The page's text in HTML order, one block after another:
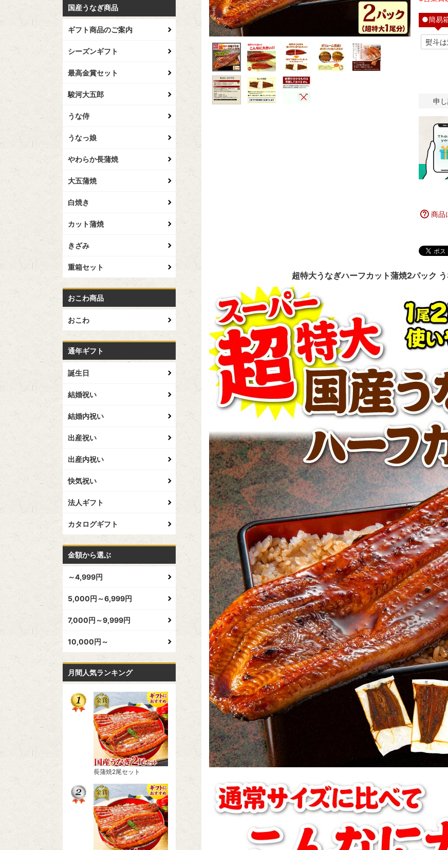
国産うなぎ商品
ギフト商品のご案内
シーズンギフト
最高金賞セット
駿河大五郎
うな侍
うなっ娘
やわらか長蒲焼
大五蒲焼
白焼き
カット蒲焼
きざみ
重箱セット
おこわ商品
おこわ
通年ギフト
誕生日
結婚祝い
結婚内祝い
出産祝い
出産内祝い
快気祝い
法人ギフト
カタログギフト
金額から選ぶ
～4,999円
5,000円～6,999円
7,000円～9,999円
10,000円～
月間人気ランキング
長蒲焼2尾セット
●簡易
申
商品
超特大うなぎハーフカット蒲焼2パック